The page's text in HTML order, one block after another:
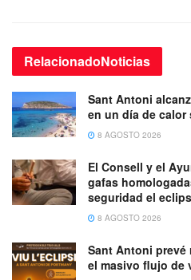
RelacionadoNoticias
Sant Antoni
en un día de
8 AGOSTO 2026
El Consell y el
gafas
seguridad el
8 AGOSTO 2026
Sant Antoni
el masivo flujo de